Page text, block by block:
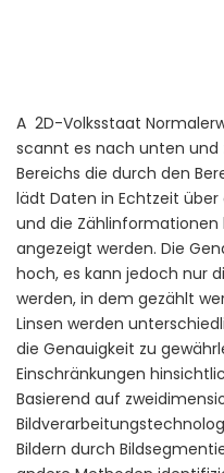
A 2D-Volksstaat
scannt es nach unten und
Bereichs die durch den
lädt Daten in Echtzeit
und die
angezeigt werden. Die
hoch, es kann jedoch nur
werden, in dem gezählt
Linsen werden
die Genauigkeit zu
Einschränkungen
Basierend auf
Bildern durch